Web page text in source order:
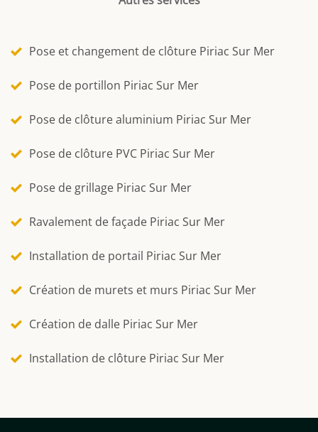
Pose et changement de clôture Piriac Sur Mer
Pose de portillon Piriac Sur Mer
Pose de clôture aluminium Piriac Sur Mer
Pose de clôture PVC Piriac Sur Mer
Pose de grillage Piriac Sur Mer
Ravalement de façade Piriac Sur Mer
Installation de portail Piriac Sur Mer
Création de murets et murs Piriac Sur Mer
Création de dalle Piriac Sur Mer
Installation de clôture Piriac Sur Mer